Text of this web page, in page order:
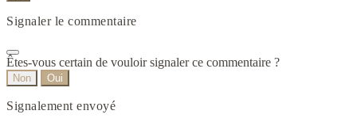
Signaler le commentaire
Êtes-vous certain de vouloir signaler ce commentaire ?
Non Oui
Signalement envoyé